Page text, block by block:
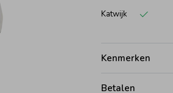
Katwijk
Kenmerken
Betalen